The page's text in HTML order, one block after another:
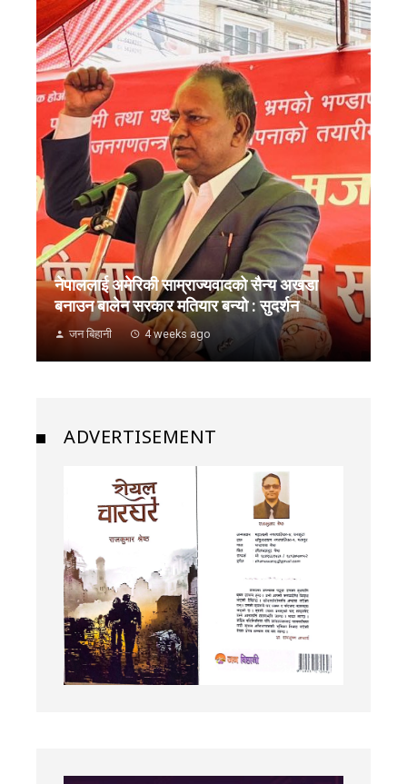
नेपाललाई अमेरिकी साम्राज्यवादको सैन्य अखडा
बनाउन बालेन सरकार मतियार बन्यो : सुदर्शन
जन बिहानी 4 weeks ago
ADVERTISEMENT